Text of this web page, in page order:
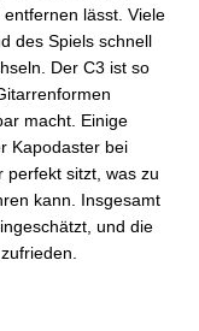
lässt. Viele
des Spiels schnell
Der C3 ist so
macht. Einige
Kapodaster bei
perfekt sitzt, was zu
kann. Insgesamt
und die